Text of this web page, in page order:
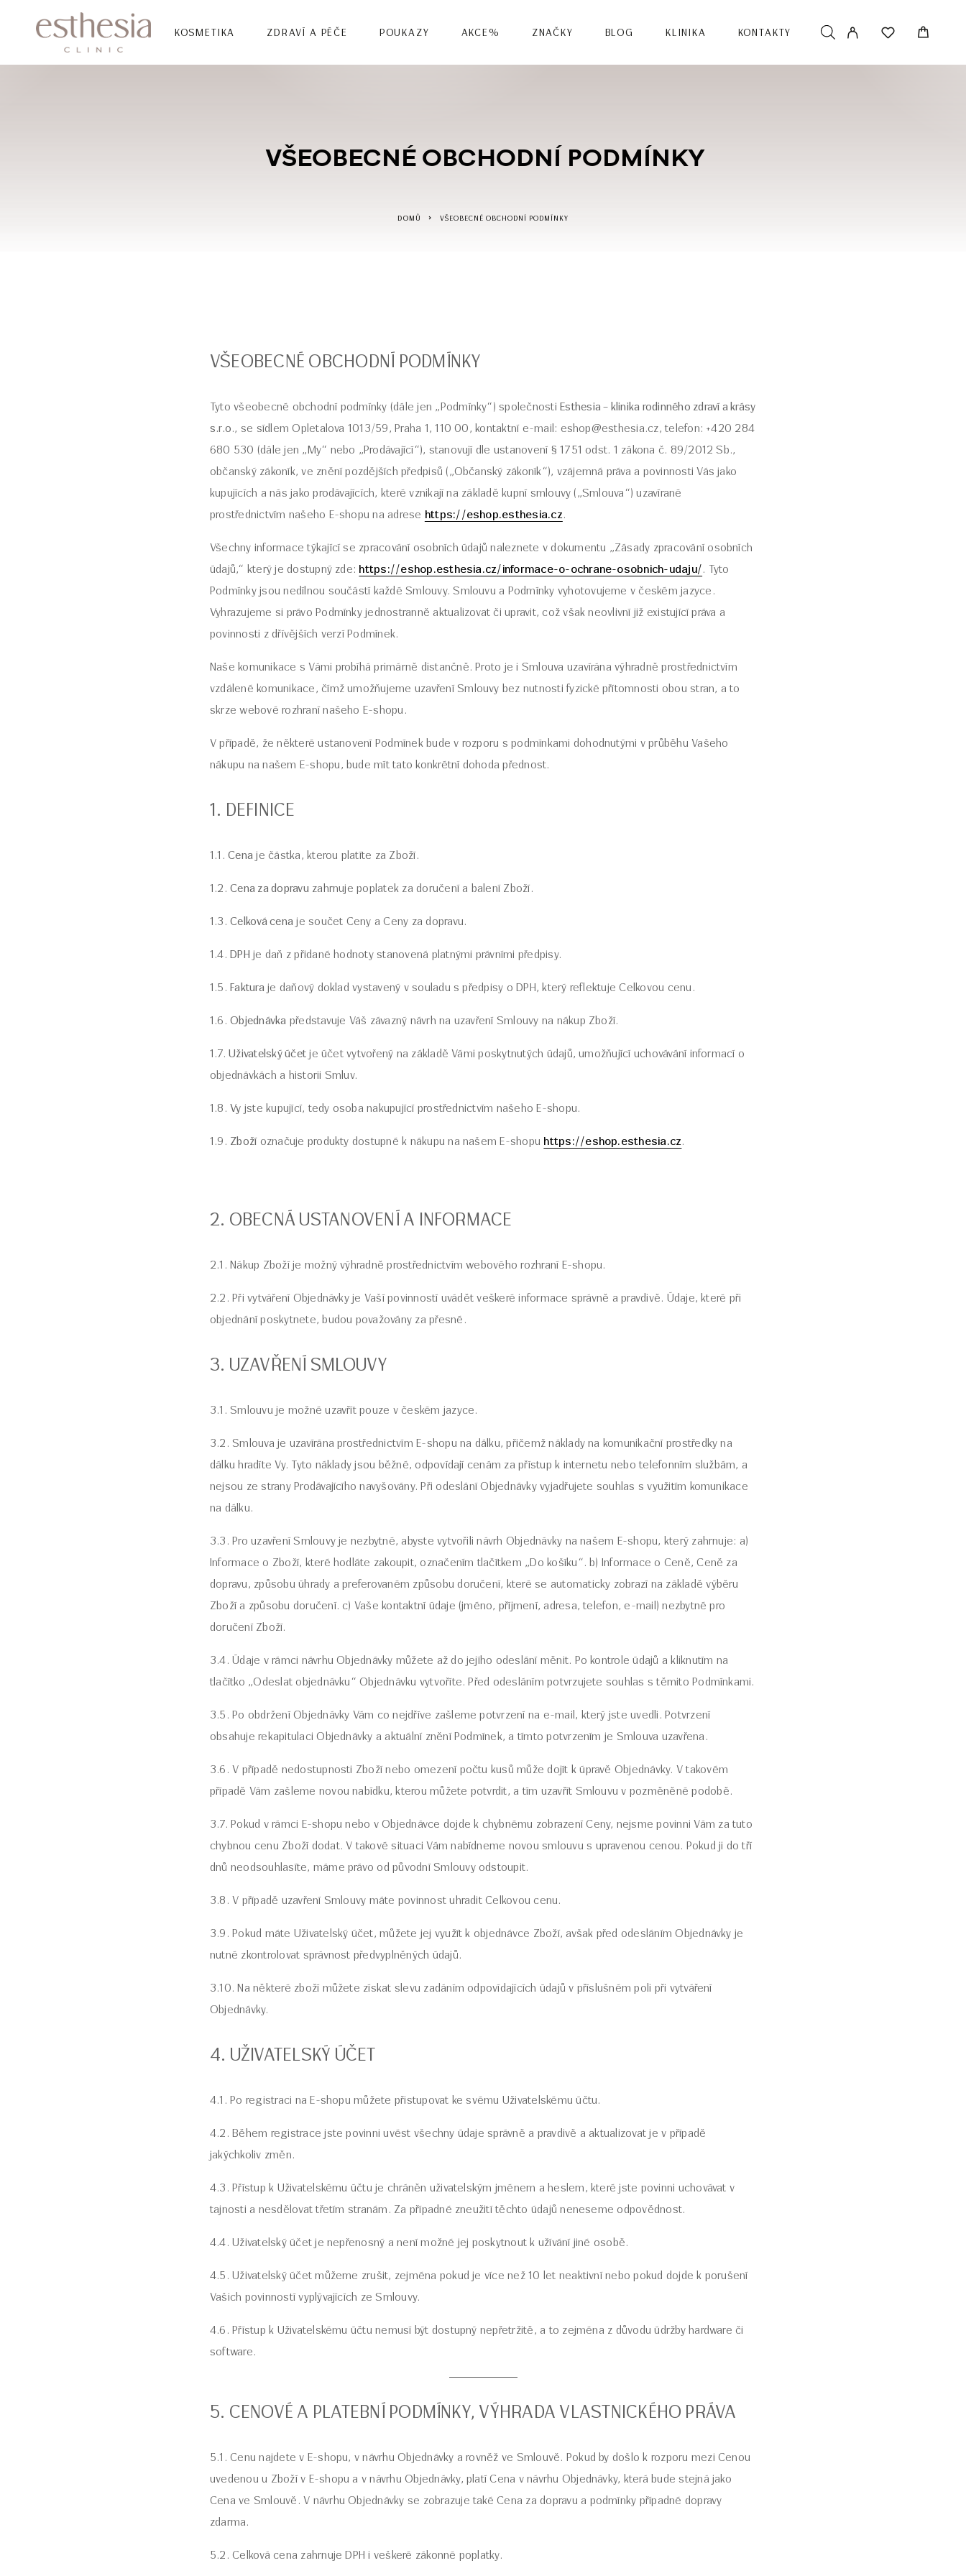
KOSMETIKA ZDRAVÍ A PÉČE POUKAZY AKCE% ZNAČKY BLOG KLINIKA KONTAKTY
VŠEOBECNÉ OBCHODNÍ PODMÍNKY
DOMŮ VŠEOBECNÉ OBCHODNÍ PODMÍNKY
VŠEOBECNÉ OBCHODNÍ PODMÍNKY
Tyto všeobecné obchodní podmínky (dále jen „Podmínky“) společnostiEsthesia – klinika rodinného zdraví a krásy
s.r.o., se sídlem Opletalova 1013/59, Praha 1, 110 00, kontaktní e-mail: eshop@esthesia.cz, telefon: +420 284
680 530 (dále jen „My“ nebo „Prodávající“), stanovují dle ustanovení § 1751 odst. 1 zákona č. 89/2012 Sb.,
občanský zákoník, ve znění pozdějších předpisů („Občanský zákoník“), vzájemná práva a povinnosti Vás jako
kupujících a nás jako prodávajících, které vznikají na základě kupní smlouvy („Smlouva“) uzavírané
prostřednictvím našeho E-shopu na adrese https://eshop.esthesia.cz.
Všechny informace týkající se zpracování osobních údajů naleznete v dokumentu „Zásady zpracování osobních
údajů,“ který je dostupný zde: https://eshop.esthesia.cz/informace-o-ochrane-osobnich-udaju/. Tyto
Podmínky jsou nedílnou součástí každé Smlouvy. Smlouvu a Podmínky vyhotovujeme v českém jazyce.
Vyhrazujeme si právo Podmínky jednostranně aktualizovat či upravit, což však neovlivní již existující práva a
povinnosti z dřívějších verzí Podmínek.
Naše komunikace s Vámi probíhá primárně distančně. Proto je i Smlouva uzavírána výhradně prostřednictvím
vzdálené komunikace, čímž umožňujeme uzavření Smlouvy bez nutnosti fyzické přítomnosti obou stran, a to
skrze webové rozhraní našeho E-shopu.
V případě, že některé ustanovení Podmínek bude v rozporu s podmínkami dohodnutými v průběhu Vašeho
nákupu na našem E-shopu, bude mít tato konkrétní dohoda přednost.
1. DEFINICE
1.1.Cena je částka, kterou platíte za Zboží.
1.2.Cena za dopravu zahrnuje poplatek za doručení a balení Zboží.
1.3.Celková cena je součet Ceny a Ceny za dopravu.
1.4.DPH je daň z přidané hodnoty stanovená platnými právními předpisy.
1.5.Faktura je daňový doklad vystavený v souladu s předpisy o DPH, který reflektuje Celkovou cenu.
1.6.Objednávka představuje Váš závazný návrh na uzavření Smlouvy na nákup Zboží.
1.7.Uživatelský účet je účet vytvořený na základě Vámi poskytnutých údajů, umožňující uchovávání informací o
objednávkách a historii Smluv.
1.8.Vy jste kupující, tedy osoba nakupující prostřednictvím našeho E-shopu.
1.9. Zboží označuje produkty dostupné k nákupu na našem E-shopu https://eshop.esthesia.cz.
2. OBECNÁ USTANOVENÍ A INFORMACE
2.1. Nákup Zboží je možný výhradně prostřednictvím webového rozhraní E-shopu.
2.2. Při vytváření Objednávky je Vaší povinností uvádět veškeré informace správně a pravdivě. Údaje, které při
objednání poskytnete, budou považovány za přesné.
3. UZAVŘENÍ SMLOUVY
3.1. Smlouvu je možné uzavřít pouze v českém jazyce.
3.2. Smlouva je uzavírána prostřednictvím E-shopu na dálku, přičemž náklady na komunikační prostředky na
dálku hradíte Vy. Tyto náklady jsou běžné, odpovídají cenám za přístup k internetu nebo telefonním službám, a
nejsou ze strany Prodávajícího navyšovány. Při odeslání Objednávky vyjadřujete souhlas s využitím komunikace
na dálku.
3.3. Pro uzavření Smlouvy je nezbytné, abyste vytvořili návrh Objednávky na našem E-shopu, který zahrnuje: a)
Informace o Zboží, které hodláte zakoupit, označením tlačítkem „Do košíku“. b) Informace o Ceně, Ceně za
dopravu, způsobu úhrady a preferovaném způsobu doručení, které se automaticky zobrazí na základě výběru
Zboží a způsobu doručení. c) Vaše kontaktní údaje (jméno, příjmení, adresa, telefon, e-mail) nezbytné pro
doručení Zboží.
3.4. Údaje v rámci návrhu Objednávky můžete až do jejího odeslání měnit. Po kontrole údajů a kliknutím na
tlačítko „Odeslat objednávku“ Objednávku vytvoříte. Před odesláním potvrzujete souhlas s těmito Podmínkami.
3.5. Po obdržení Objednávky Vám co nejdříve zašleme potvrzení na e-mail, který jste uvedli. Potvrzení
obsahuje rekapitulaci Objednávky a aktuální znění Podmínek, a tímto potvrzením je Smlouva uzavřena.
3.6. V případě nedostupnosti Zboží nebo omezení počtu kusů může dojít k úpravě Objednávky. V takovém
případě Vám zašleme novou nabídku, kterou můžete potvrdit, a tím uzavřít Smlouvu v pozměněné podobě.
3.7. Pokud v rámci E-shopu nebo v Objednávce dojde k chybnému zobrazení Ceny, nejsme povinni Vám za tuto
chybnou cenu Zboží dodat. V takové situaci Vám nabídneme novou smlouvu s upravenou cenou. Pokud ji do tří
dnů neodsouhlasíte, máme právo od původní Smlouvy odstoupit.
3.8. V případě uzavření Smlouvy máte povinnost uhradit Celkovou cenu.
3.9. Pokud máte Uživatelský účet, můžete jej využít k objednávce Zboží, avšak před odesláním Objednávky je
nutné zkontrolovat správnost předvyplněných údajů.
3.10. Na některé zboží můžete získat slevu zadáním odpovídajících údajů v příslušném poli při vytváření
Objednávky.
4. UŽIVATELSKÝ ÚČET
4.1. Po registraci na E-shopu můžete přistupovat ke svému Uživatelskému účtu.
4.2. Během registrace jste povinni uvést všechny údaje správně a pravdivě a aktualizovat je v případě
jakýchkoliv změn.
4.3. Přístup k Uživatelskému účtu je chráněn uživatelským jménem a heslem, které jste povinni uchovávat v
tajnosti a nesdělovat třetím stranám. Za případné zneužití těchto údajů neneseme odpovědnost.
4.4. Uživatelský účet je nepřenosný a není možné jej poskytnout k užívání jiné osobě.
4.5. Uživatelský účet můžeme zrušit, zejména pokud je více než 10 let neaktivní nebo pokud dojde k porušení
Vašich povinností vyplývajících ze Smlouvy.
4.6. Přístup k Uživatelskému účtu nemusí být dostupný nepřetržitě, a to zejména z důvodu údržby hardware či
software.
5. CENOVÉ A PLATEBNÍ PODMÍNKY, VÝHRADA VLASTNICKÉHO PRÁVA
5.1. Cenu najdete v E-shopu, v návrhu Objednávky a rovněž ve Smlouvě. Pokud by došlo k rozporu mezi Cenou
uvedenou u Zboží v E-shopu a v návrhu Objednávky, platí Cena v návrhu Objednávky, která bude stejná jako
Cena ve Smlouvě. V návrhu Objednávky se zobrazuje také Cena za dopravu a podmínky případné dopravy
zdarma.
5.2. Celková cena zahrnuje DPH i veškeré zákonné poplatky.